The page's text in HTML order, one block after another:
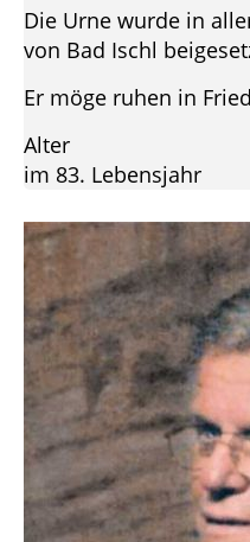
Die Urne wurde in
von Bad Ischl
Er möge ruhen in
Alter
im 83. Lebensjahr